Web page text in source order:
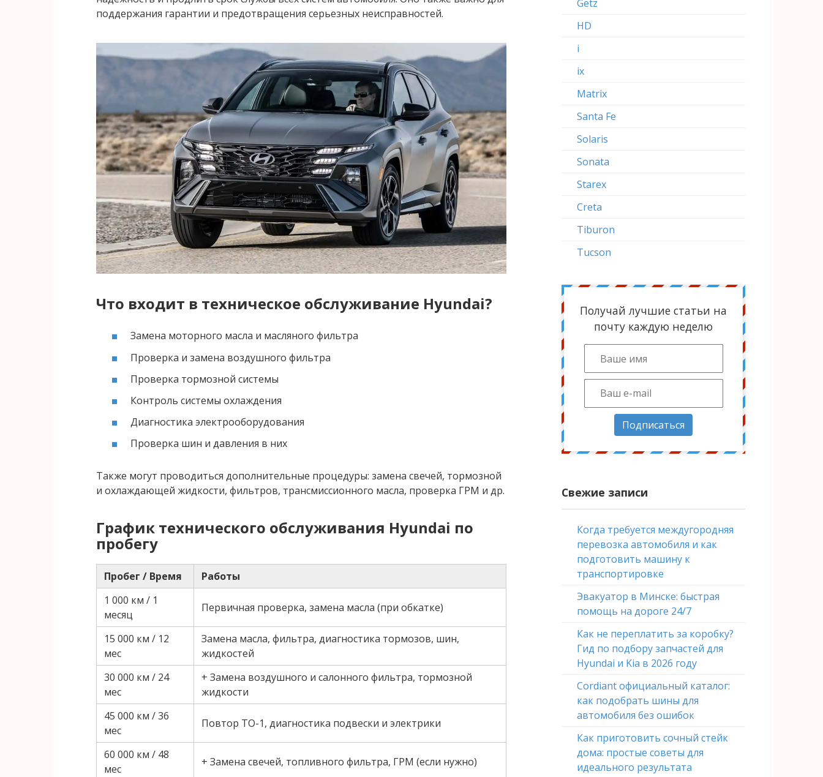
поддержания гарантии и предотвращения серьезных неисправностей.
Что входит в техническое обслуживание Hyundai?
Замена моторного масла и масляного фильтра
Проверка и замена воздушного фильтра
Проверка тормозной системы
Контроль системы охлаждения
Диагностика электрооборудования
Проверка шин и давления в них
Также могут проводиться дополнительные процедуры: замена свечей, тормозной
и охлаждающей жидкости, фильтров, трансмиссионного масла, проверка ГРМ и др.
График технического обслуживания Hyundai по
пробегу
Пробег / Время
Работы
1 000 км / 1
месяц
Первичная проверка, замена масла (при обкатке)
15 000 км / 12
мес
Замена масла, фильтра, диагностика тормозов, шин,
жидкостей
30 000 км / 24
мес
+ Замена воздушного и салонного фильтра, тормозной
жидкости
45 000 км / 36
мес
Повтор ТО-1, диагностика подвески и электрики
60 000 км / 48
мес
+ Замена свечей, топливного фильтра, ГРМ (если нужно)
Getz
HD
i
ix
Matrix
Santa Fe
Solaris
Sonata
Starex
Creta
Tiburon
Tucson
Получай лучшие статьи на
почту каждую неделю
Подписаться
Свежие записи
Когда требуется междугородняя
перевозка автомобиля и как
подготовить машину к
транспортировке
Эвакуатор в Минске: быстрая
помощь на дороге 24/7
Как не переплатить за коробку?
Гид по подбору запчастей для
Hyundai и Kia в 2026 году
Cordiant официальный каталог:
как подобрать шины для
автомобиля без ошибок
Как приготовить сочный стейк
дома: простые советы для
идеального результата